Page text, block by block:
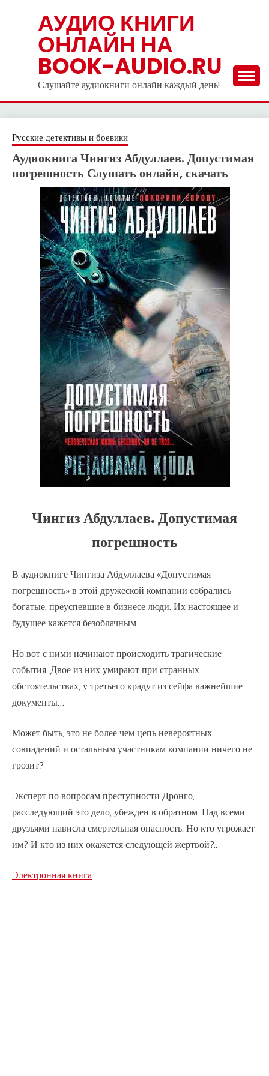
АУДИО КНИГИ
ОНЛАЙН НА
BOOK-AUDIO.RU
Слушайте аудиокниги онлайн каждый день!
Русские детективы и боевики
Аудиокнига Чингиз Абдуллаев. Допустимая
погрешность Слушать онлайн, скачать
Чингиз Абдуллаев. Допустимая
погрешность
В аудиокниге Чингиза Абдуллаева «Допустимая
погрешность» в этой дружеской компании собрались
богатые, преуспевшие в бизнесе люди. Их настоящее и
будущее кажется безоблачным.
Но вот с ними начинают происходить трагические
события. Двое из них умирают при странных
обстоятельствах, у третьего крадут из сейфа важнейшие
документы…
Может быть, это не более чем цепь невероятных
совпадений и остальным участникам компании ничего не
грозит?
Эксперт по вопросам преступности Дронго,
расследующий это дело, убежден в обратном. Над всеми
друзьями нависла смертельная опасность. Но кто угрожает
им? И кто из них окажется следующей жертвой?..
Электронная книга